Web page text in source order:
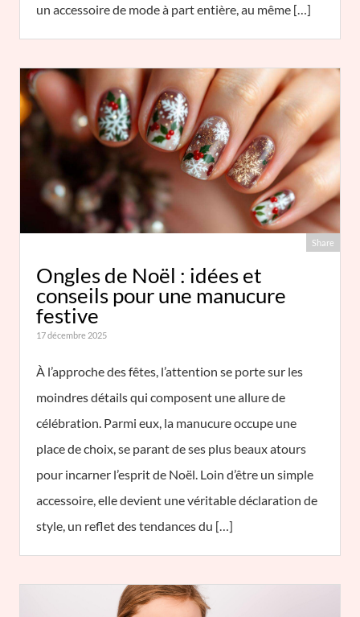
un accessoire de mode à part entière, au même […]
Share
Ongles de Noël : idées et
conseils pour une manucure
festive
17 décembre 2025
À l’approche des fêtes, l’attention se porte sur les
moindres détails qui composent une allure de
célébration. Parmi eux, la manucure occupe une
place de choix, se parant de ses plus beaux atours
pour incarner l’esprit de Noël. Loin d’être un simple
accessoire, elle devient une véritable déclaration de
style, un reflet des tendances du […]